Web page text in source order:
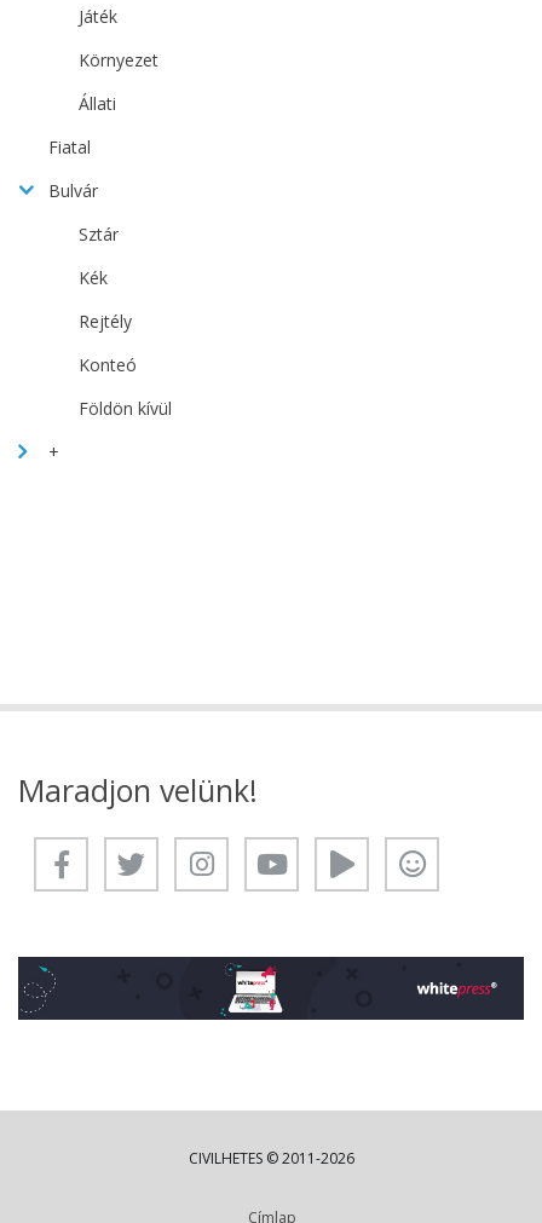
Játék
Környezet
Állati
Fiatal
Bulvár
Sztár
Kék
Rejtély
Konteó
Földön kívül
+
Maradjon velünk!
CIVILHETES © 2011-2026
Címlap